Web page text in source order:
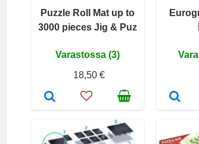
Puzzle Roll Mat up to
3000 pieces Jig & Puz
Varastossa (3)
18,50 €